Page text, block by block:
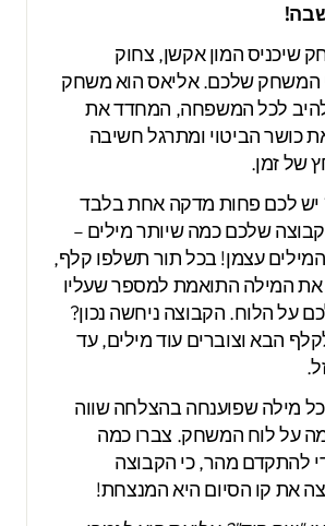
שיכניס המון אקשן, צחוק
המשחק שלכם. אליאס הוא משחק
לכל המשפחה, המחדד את
כושר הביטוי ומתרגל חשיבה
של זמן.
לכם פחות מדקה אחת בלבד
שלכם כמה שיותר מילים –
עצמן! בכל תור תשלפו קלף,
את המילה התואמת למספר שעליו
על הלוח. הקבוצה ניחשה נכון?
הבא וצוברים עוד מילים, עד
מילה שפוענחה בהצלחה שווה
על לוח המשחק. צברו כמה
להתקדם מהר, כי הקבוצה
את קו הסיום היא המנצחת!